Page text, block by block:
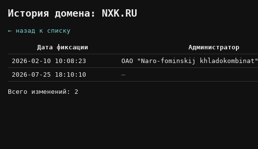
История домена: NXK.RU
← назад к списку
Дата фиксации Администратор
2026-02-10 10:08:23
OAO "Naro-fominskij khladokombinat"
2026-07-25 18:10:10
—
Всего изменений: 2